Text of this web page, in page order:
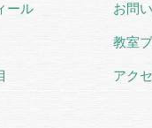
ール お問
教室
アク